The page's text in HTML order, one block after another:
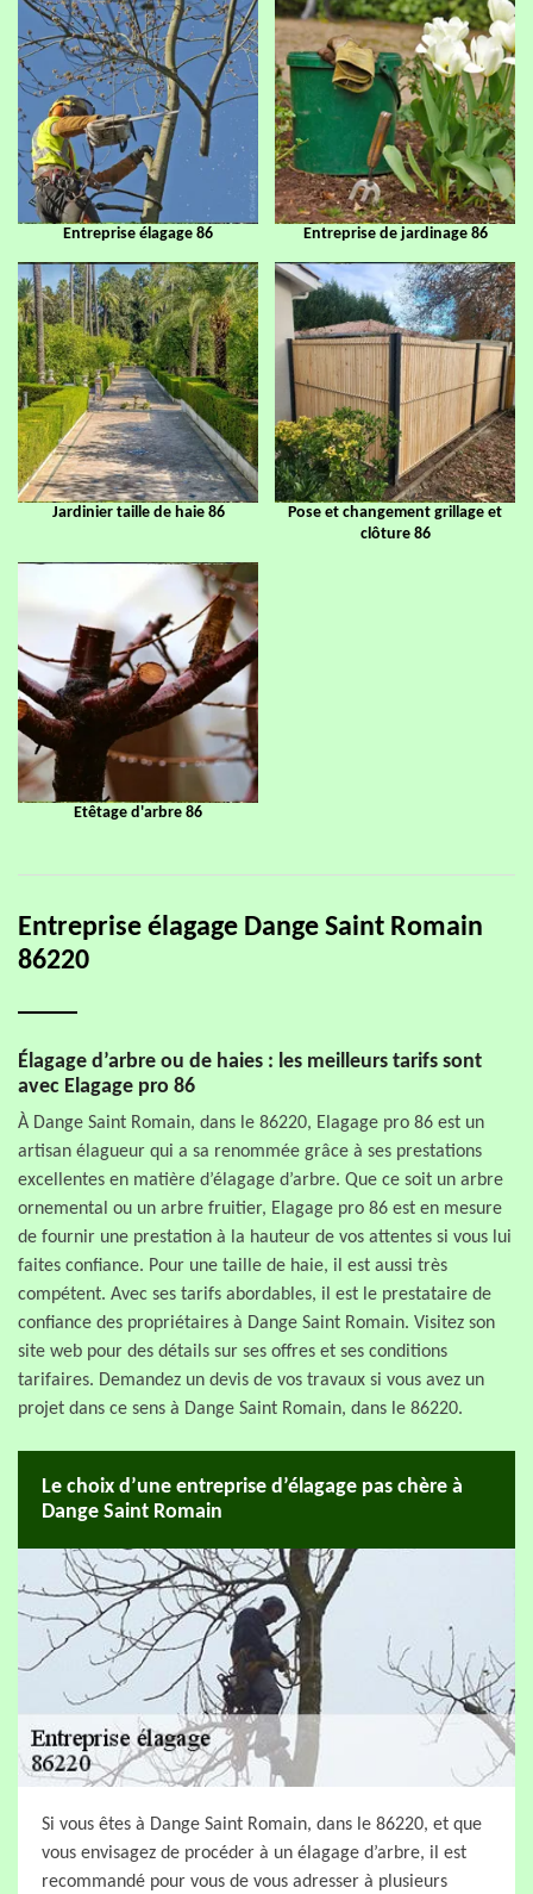
Entreprise élagage 86 Entreprise de jardinage 86
Jardinier taille de haie 86
Pose et changement grillage et
clôture 86
Etêtage d'arbre 86
Entreprise élagage Dange Saint Romain
86220
Élagage d’arbre ou de haies : les meilleurs tarifs sont
avec Elagage pro 86
À Dange Saint Romain, dans le 86220, Elagage pro 86 est un
artisan élagueur qui a sa renommée grâce à ses prestations
excellentes en matière d’élagage d’arbre. Que ce soit un arbre
ornemental ou un arbre fruitier, Elagage pro 86 est en mesure
de fournir une prestation à la hauteur de vos attentes si vous lui
faites confiance. Pour une taille de haie, il est aussi très
compétent. Avec ses tarifs abordables, il est le prestataire de
confiance des propriétaires à Dange Saint Romain. Visitez son
site web pour des détails sur ses offres et ses conditions
tarifaires. Demandez un devis de vos travaux si vous avez un
projet dans ce sens à Dange Saint Romain, dans le 86220.
Le choix d’une entreprise d’élagage pas chère à
Dange Saint Romain
Si vous êtes à Dange Saint Romain, dans le 86220, et que
vous envisagez de procéder à un élagage d’arbre, il est
recommandé pour vous de vous adresser à plusieurs